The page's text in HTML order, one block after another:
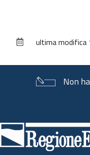
documentoultima modifica
Non
di
pagina